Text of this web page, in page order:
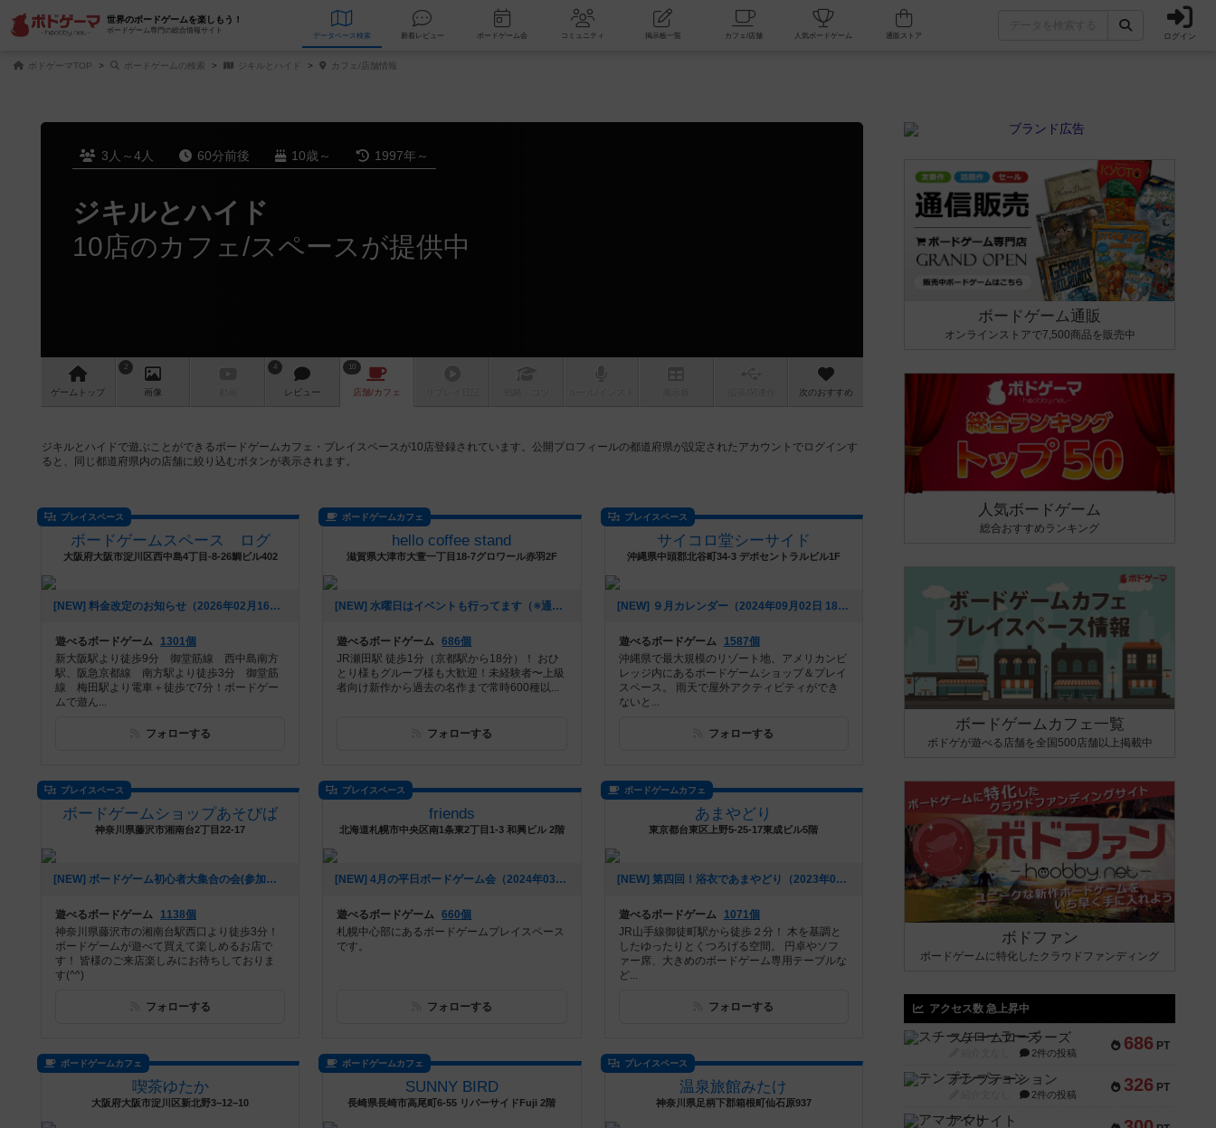
世界のボードゲームを楽しもう！
ボードゲーム専門の総合情報サイト
データベース 検索 新着レビュー ボードゲーム会 コミュニティ 掲示板一覧 カフェ/店舗 人気ボードゲーム ログイン
ボドゲーマTOP ボードゲームの検索 ジキルとハイド カフェ/店舗情報
3人～4人 60分前後 10歳～ 1997年～
ジキルとハイド
10店のカフェ/スペースが提供中
ゲーム トップ
2
画像
4
レビュー
10
店舗/カフェ 次のおすすめ
ジキルとハイドで遊ぶことができるボードゲームカフェ・プレイスペースが10店登録されています。公開プロフィールの都道府県が設定されたアカウントでログインす
ると、同じ都道府県内の店舗に絞り込むボタンが表示されます。
プレイスペース
ボードゲームスペース ログ
大阪府大阪市淀川区西中島4丁目-8-26鯛ビル402
[NEW] 料金改定のお知らせ（2026年02月16日 19時20分）
遊べるボードゲーム
1301個
新大阪駅より徒歩9分 御堂筋線 西中島南方
駅、阪急京都線 南方駅より徒歩3分 御堂筋
線 梅田駅より電車＋徒歩で7分！ボードゲー
ムで遊ん...
フォローする
ボードゲームカフェ
hello coffee stand
滋賀県大津市大萱一丁目18-7グロワール赤羽2F
[NEW] 水曜日はイベントも行ってます（※通常営業もしてます）（2024年11月22日 16時51分）
遊べるボードゲーム 686個
JR瀬田駅 徒歩1分（京都駅から18分）！ おひ
とり様もグループ様も大歓迎！未経験者〜上級
者向け新作から過去の名作まで常時600種以...
フォローする
プレイスペース
サイコロ堂シーサイド
沖縄県中頭郡北谷町34-3 デポセントラルビル1F
[NEW] ９月カレンダー（2024年09月02日 18時45分）
遊べるボードゲーム
1587個
沖縄県で最大規模のリゾート地、アメリカンビ
レッジ内にあるボードゲームショップ＆プレイ
スペース。 雨天で屋外アクティビティができ
ないと...
フォローする
プレイスペース
ボードゲームショップあそびば
神奈川県藤沢市湘南台2丁目22-17
[NEW] ボードゲーム初心者大集合の会(参加者募集中)（2024年06月21日 09時28分）
遊べるボードゲーム
1138個
神奈川県藤沢市の湘南台駅西口より徒歩3分！
ボードゲームが遊べて買えて楽しめるお店で
す！ 皆様のご来店楽しみにお待ちしておりま
す(^^)
フォローする
プレイスペース
friends
北海道札幌市中央区南1条東2丁目1-3 和興ビル 2階
[NEW] 4月の平日ボードゲーム会（2024年03月31日 21時30分）
遊べるボードゲーム 660個
札幌中心部にあるボードゲームプレイスペース
です。
フォローする
ボードゲームカフェ
あまやどり
東京都台東区上野5-25-17東成ビル5階
[NEW] 第四回！浴衣であまやどり（2023年07月29日 14時25分）
遊べるボードゲーム
1071個
JR山手線御徒町駅から徒歩２分！ 木を基調と
したゆったりとくつろげる空間。 円卓やソフ
ァー席、大きめのボードゲーム専用テーブルな
ど...
フォローする
ボードゲームカフェ
喫茶ゆたか
大阪府大阪市淀川区新北野3−12−10
ボードゲームカフェ
SUNNY BIRD
長崎県長崎市高尾町6-55 リバーサイドFuji 2階
プレイスペース
温泉旅館みたけ
神奈川県足柄下郡箱根町仙石原937
ボードゲーム通販
オンラインストアで7,500商品を販売中
人気ボードゲーム
総合おすすめランキング
ボードゲームカフェ一覧
ボドゲが遊べる店舗を全国500店舗以上掲載中
ボドファン
ボードゲームに特化したクラウドファンディング
アクセス数 急上昇中
686 PT
スチームローラーズ
2件の投稿
326 PT
テンプテーション
2件の投稿
アマナイト